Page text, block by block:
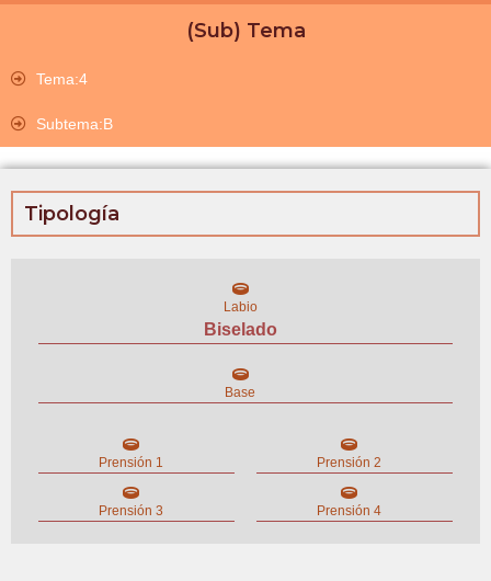
(Sub) Tema
Tema:4
Subtema:B
Tipología
Labio
Biselado
Base
Prensión 1 Prensión 2
Prensión 3 Prensión 4